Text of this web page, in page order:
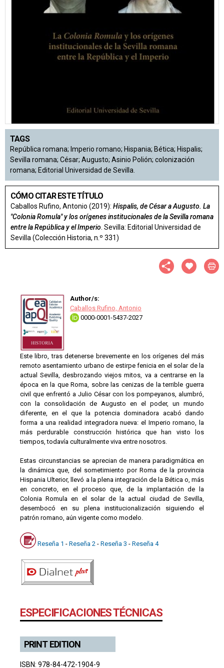
TAGS
República romana; Imperio romano; Hispania; Bética; Hispalis;
Sevilla romana; César; Augusto; Asinio Polión; colonización
romana; Editorial Universidad de Sevilla.
CÓMO CITAR ESTE TÍTULO
Caballos Rufino, Antonio (2019): Hispalis, de César a Augusto. La
"Colonia Romula" y los orígenes institucionales de la Sevilla romana
entre la República y el Imperio . Sevilla: Editorial Universidad de
Sevilla (Colección Historia, n.º 331)
Author/s:
Caballos Rufino, Antonio
0000-0001-5437-2027
Este libro, tras detenerse brevemente en los orígenes del más
remoto asentamiento urbano de estirpe fenicia en el solar de la
actual Sevilla, desbrozando viejos mitos, va a centrarse en la
época en la que Roma, sobre las cenizas de la terrible guerra
civil que enfrentó a Julio César con los pompeyanos, alumbró,
con la consolidación de Augusto en el poder, un mundo
diferente, en el que la potencia dominadora acabó dando
forma a una realidad integradora nueva: el Imperio romano, la
más perdurable construcción histórica que han visto los
tiempos, todavía culturalmente viva entre nosotros.
Estas circunstancias se aprecian de manera paradigmática en
la dinámica que, del sometimiento por Roma de la provincia
Hispania Ulterior, llevó a la plena integración de la Bética o, más
en concreto, en el proceso que, de la implantación de la
Colonia Romula en el solar de la actual ciudad de Sevilla,
desembocó en su plena institucionalización siguiendo el
patrón romano, aún vigente como modelo.
Reseña 1 - Reseña 2 - Reseña 3 - Reseña 4
ESPECIFICACIONES TÉCNICAS
PRINT EDITION
ISBN: 978-84-472-1904-9